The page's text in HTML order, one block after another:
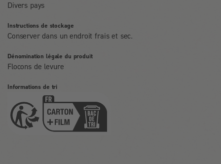
Divers pays
Instructions de stockage
Conserver dans un endroit frais et sec.
Dénomination légale du produit
Flocons de levure
Informations de tri